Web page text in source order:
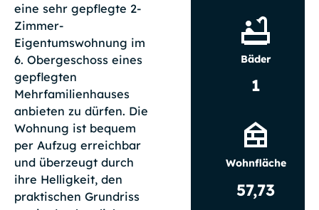
eine sehr gepflegte 2-
Zimmer-
Eigentumswohnung im
6. Obergeschoss eines
gepflegten
Mehrfamilienhauses
anbieten zu dürfen. Die
Wohnung ist bequem
per Aufzug erreichbar
und überzeugt durch
ihre Helligkeit, den
praktischen Grundriss
Bäder
1
Wohnfläche
57,73